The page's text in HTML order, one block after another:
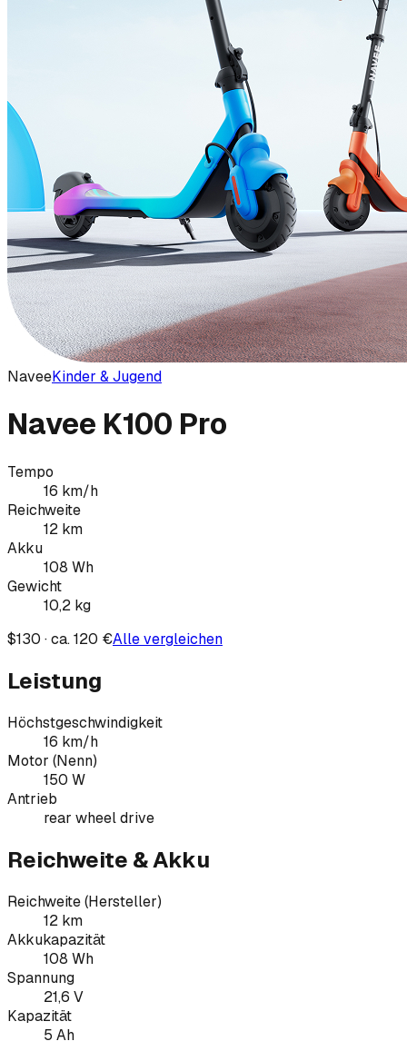
NaveeKinder & Jugend
Navee K100 Pro
Tempo
16 km/h
Reichweite
12 km
Akku
108 Wh
Gewicht
10,2 kg
$130 · ca. 120 €Alle vergleichen
Leistung
Höchstgeschwindigkeit
16 km/h
Motor (Nenn)
150 W
Antrieb
rear wheel drive
Reichweite & Akku
Reichweite (Hersteller)
12 km
Akkukapazität
108 Wh
Spannung
21,6 V
Kapazität
5 Ah